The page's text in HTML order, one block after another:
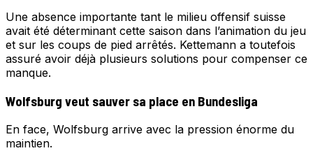
Une absence importante tant le milieu offensif suisse
avait été déterminant cette saison dans l’animation du jeu
et sur les coups de pied arrêtés. Kettemann a toutefois
assuré avoir déjà plusieurs solutions pour compenser ce
manque.
Wolfsburg veut sauver sa place en Bundesliga
En face, Wolfsburg arrive avec la pression énorme du
maintien.